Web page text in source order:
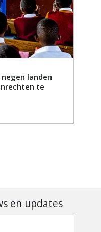
landen
te
en updates